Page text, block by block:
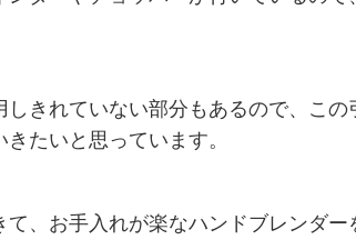
しきれていない部分もあるので、こ
たいと思っています。
て、お手入れが楽なハンドブレンダ